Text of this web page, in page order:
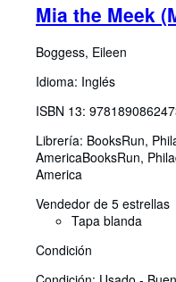
Mia the Meek
Boggess, Eileen
Idioma: Inglés
ISBN 13:
Librería: BooksRun,
AmericaBooksRun,
America
Vendedor de 5 estrellas
Tapa blanda
Condición